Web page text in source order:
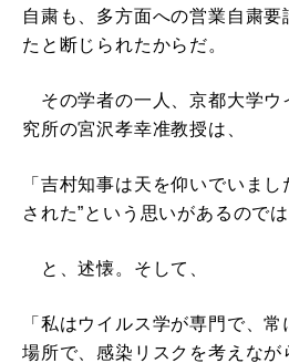
自粛も、多方面への営業自粛要
たと断じられたからだ。
その学者の一人、京都大学ウ
究所の宮沢孝幸准教授は、
「吉村知事は天を仰いでいま
された”という思いがあるので
と、述懐。そして、
「私はウイルス学が専門で、
場所で、感染リスクを考えなが